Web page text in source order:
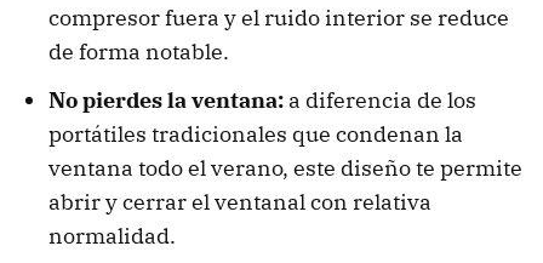
compresor fuera y el ruido interior se reduce
de forma notable.
No pierdes la ventana: a diferencia de los
portátiles tradicionales que condenan la
ventana todo el verano, este diseño te permite
abrir y cerrar el ventanal con relativa
normalidad.